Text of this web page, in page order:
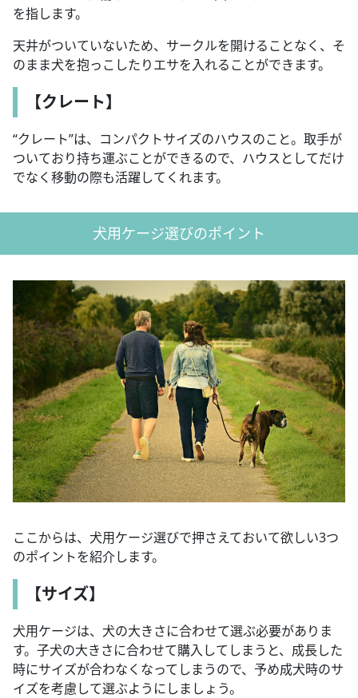
を指します。
天井がついていないため、サークルを開けることなく、そ
のまま犬を抱っこしたりエサを入れることができます。
【クレート】
“クレート”は、コンパクトサイズのハウスのこと。取手が
ついており持ち運ぶことができるので、ハウスとしてだけ
でなく移動の際も活躍してくれます。
犬用ケージ選びのポイント
ここからは、犬用ケージ選びで押さえておいて欲しい3つ
のポイントを紹介します。
【サイズ】
犬用ケージは、犬の大きさに合わせて選ぶ必要がありま
す。子犬の大きさに合わせて購入してしまうと、成長した
時にサイズが合わなくなってしまうので、予め成犬時のサ
イズを考慮して選ぶようにしましょう。